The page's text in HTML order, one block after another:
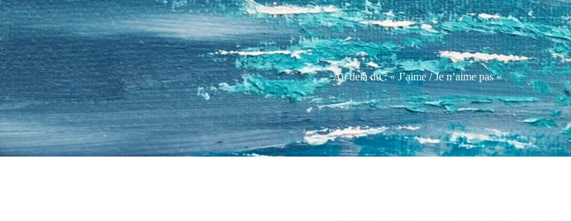
Au delà du : « J’aime / Je n’aime pas «